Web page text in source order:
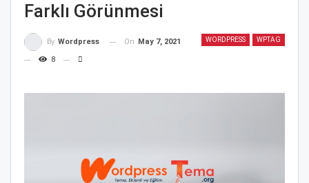
Farklı Görünmesi
WORDPRESS WPTAG
By Wordpress On May 7, 2021
8